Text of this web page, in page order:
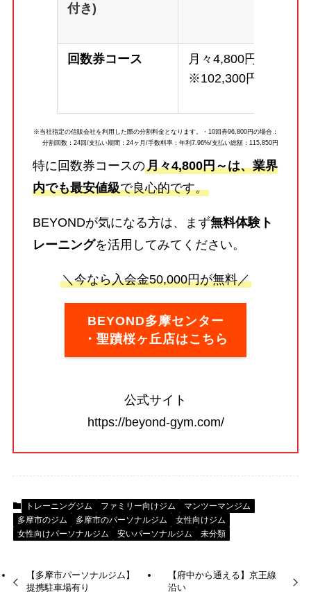
付き)
回数券コース
月々4,800円～
※102,300円
※当社指定の信販会社を利用した際の分割料金となります。・10回券96,800円の場合：
分割回数：24回/支払い期間：24ヶ月/手数料率：年利7.96%/支払い総額：115,850円
特に回数券コースの月々4,800円～は、業界
内でも最安値級で良心的です。
BEYONDが気になる方は、まず無料体験ト
レーニングを活用してみてください。
＼今なら入会金50,000円が無料／
BEYOND多摩センター
・聖蹟桜ヶ丘店はこちら
公式サイト
https://beyond-gym.com/
トレーニングジム ファミリー向けジム
マンツーマンジム
多摩市のジム
多摩市のパーソナルジム
女性向けジム
女性向けパーソナルジム
安いパーソナルジム 未分類
【多摩市パーソナルジム】
提携駐車場有り
【府中から通える】京王線
沿い